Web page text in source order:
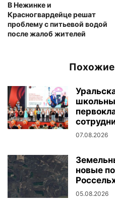
В Нежинке и
Красногвардейце решат
проблему с питьевой водой
после жалоб жителей
Похожие
07.08.2026
новые
05.08.2026